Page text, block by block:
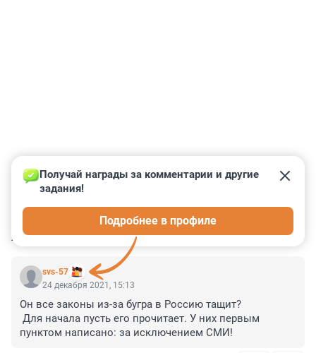
КОММЕНТАРИИ 17
svs-57
Получай награды за комментарии и другие
задания!
Подробнее в профиле
24 декабря 2021, 15:13
Он все законы из-за бугра в Россию тащит?
Для начала пусть его прочитает. У них первым
пунктом написано: за исключением СМИ!